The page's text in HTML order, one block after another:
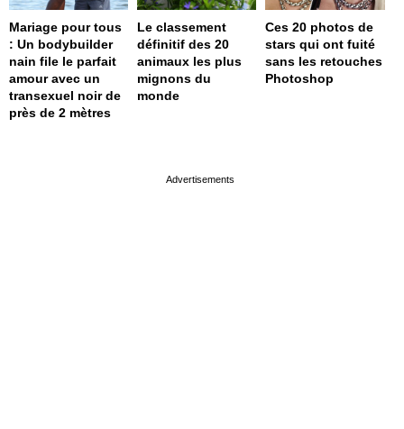
Mariage pour tous
: Un bodybuilder
nain file le parfait
amour avec un
transexuel noir de
près de 2 mètres
Le classement
définitif des 20
animaux les plus
mignons du
monde
Ces 20 photos de
stars qui ont fuité
sans les retouches
Photoshop